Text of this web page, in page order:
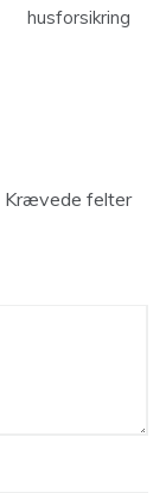
husforsikring
Krævede felter